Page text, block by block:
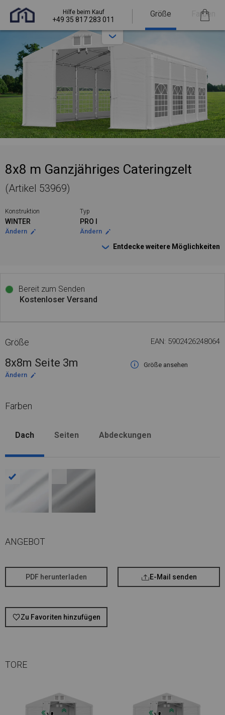
Hilfe beim Kauf
+49 35 817 283 011
Größe Farben
8x8 m Ganzjähriges Cateringzelt
(Artikel 53969)
Konstruktion
WINTER
Ändern
Typ
PRO I
Ändern
Entdecke weitere Möglichkeiten
Bereit zum Senden
Kostenloser Versand
Größe EAN: 5902426248064
8x8m Seite 3m
Größe ansehen
Ändern
Farben
Dach Seiten Abdeckungen
ANGEBOT
PDF herunterladen E-Mail senden
Zu Favoriten hinzufügen
TORE